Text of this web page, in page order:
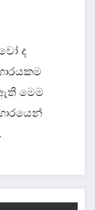
ද
ඇති මෙම